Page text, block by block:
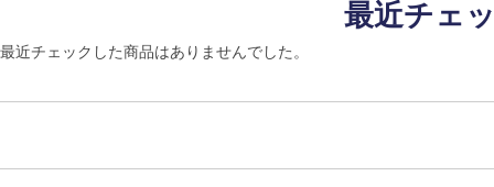
最近チェ
最近チェックした商品はありませんでした。